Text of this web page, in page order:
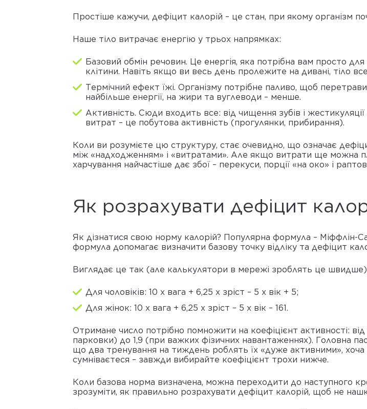
Простіше кажучи, дефіцит калорій – це стан, при якому організм
Наше тіло витрачає енергію у трьох напрямках:
Базовий обмін речовин. Це енергія, яка потрібна вам просто
клітини. Навіть якщо ви весь день пролежите на дивані, тіло
Термічний ефект їжі. Організму потрібне паливо, щоб
найбільше енергії, на жири та вуглеводи – менше.
Активність. Сюди входить все: від чищення зубів і
витрат – це побутова активність (прогулянки, прибирання).
Коли ви розумієте цю структуру, стає очевидно, що означає
між «надходженням» і «витратами». Але якщо витрати ще можна
харчування найчастіше дає збої – перекуси, порції «на око» і
Як розрахувати дефіцит
Як дізнатися свою норму калорій? Популярна формула – Міффлін-
формула допомагає визначити базову точку відліку та дефіцит
Виглядає це так (але калькулятори в мережі зроблять це
Для чоловіків: 10 х вага + 6,25 х зріст – 5 х вік + 5;
Для жінок: 10 х вага + 6,25 х зріст – 5 х вік – 161.
Отримане число потрібно помножити на коефіцієнт активності:
парковки) до 1,9 (при важких фізичних навантаженнях). Головна
що два тренування на тиждень роблять їх «дуже активними»,
сумніваєтеся – завжди вибирайте коефіцієнт трохи нижче.
Коли базова норма визначена, можна переходити до наступного
зрозуміти, як правильно розрахувати дефіцит калорій, щоб не